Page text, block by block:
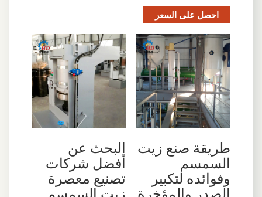
احصل على السعر
طريقة صنع زيت
السمسم
وفوائده لتكبير
الصدر والمؤخرة
البحث عن
أفضل شركات
تصنيع معصرة
زيت السمسم